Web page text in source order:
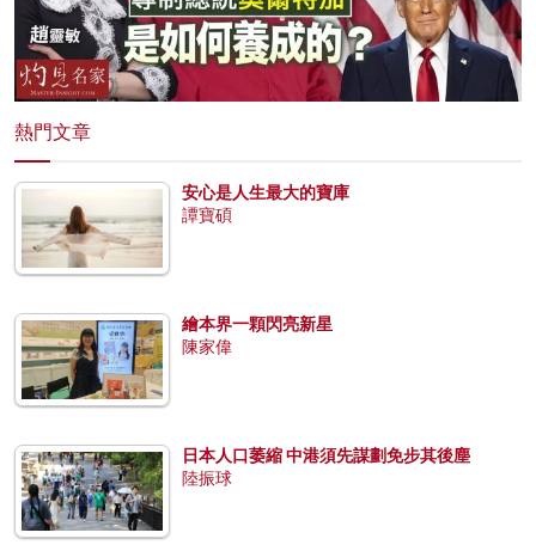
熱門文章
安心是人生最大的寶庫
譚寶碩
繪本界一顆閃亮新星
陳家偉
日本人口萎縮 中港須先謀劃免步其後塵
陸振球